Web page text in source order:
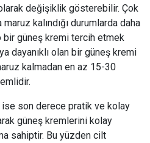
değişiklik gösterebilir. Çok
kalındığı durumlarda daha
güneş kremi tercih etmek
dayanıklı olan bir güneş kremi
kalmadan en az 15-30
ise son derece pratik ve kolay
güneş kremlerini kolay
sahiptir. Bu yüzden cilt